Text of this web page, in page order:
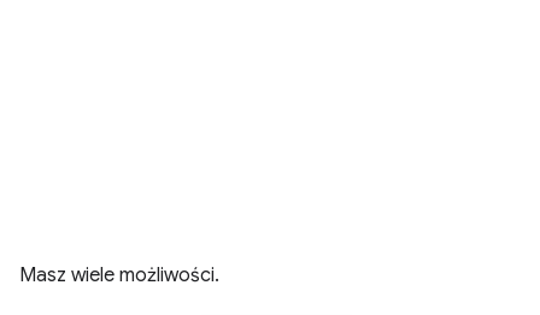
Masz wiele możliwości.